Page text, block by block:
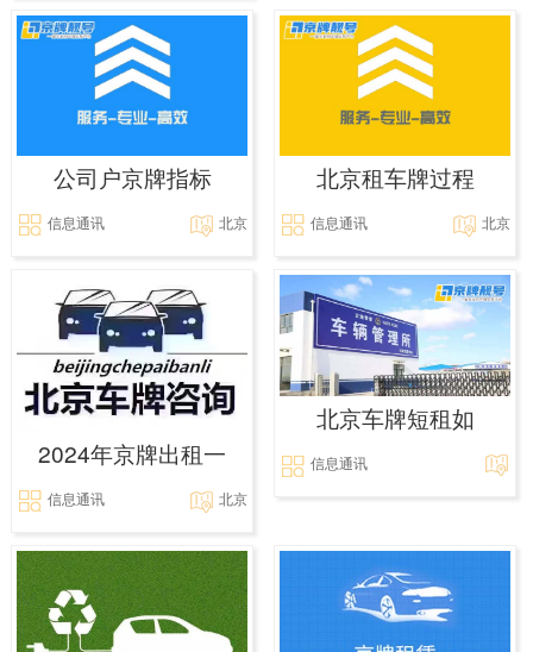
公司户京牌指标
信息通讯 北京
北京租车牌过程
信息通讯 北京
2024年京牌出租一
信息通讯 北京
北京车牌短租如
信息通讯